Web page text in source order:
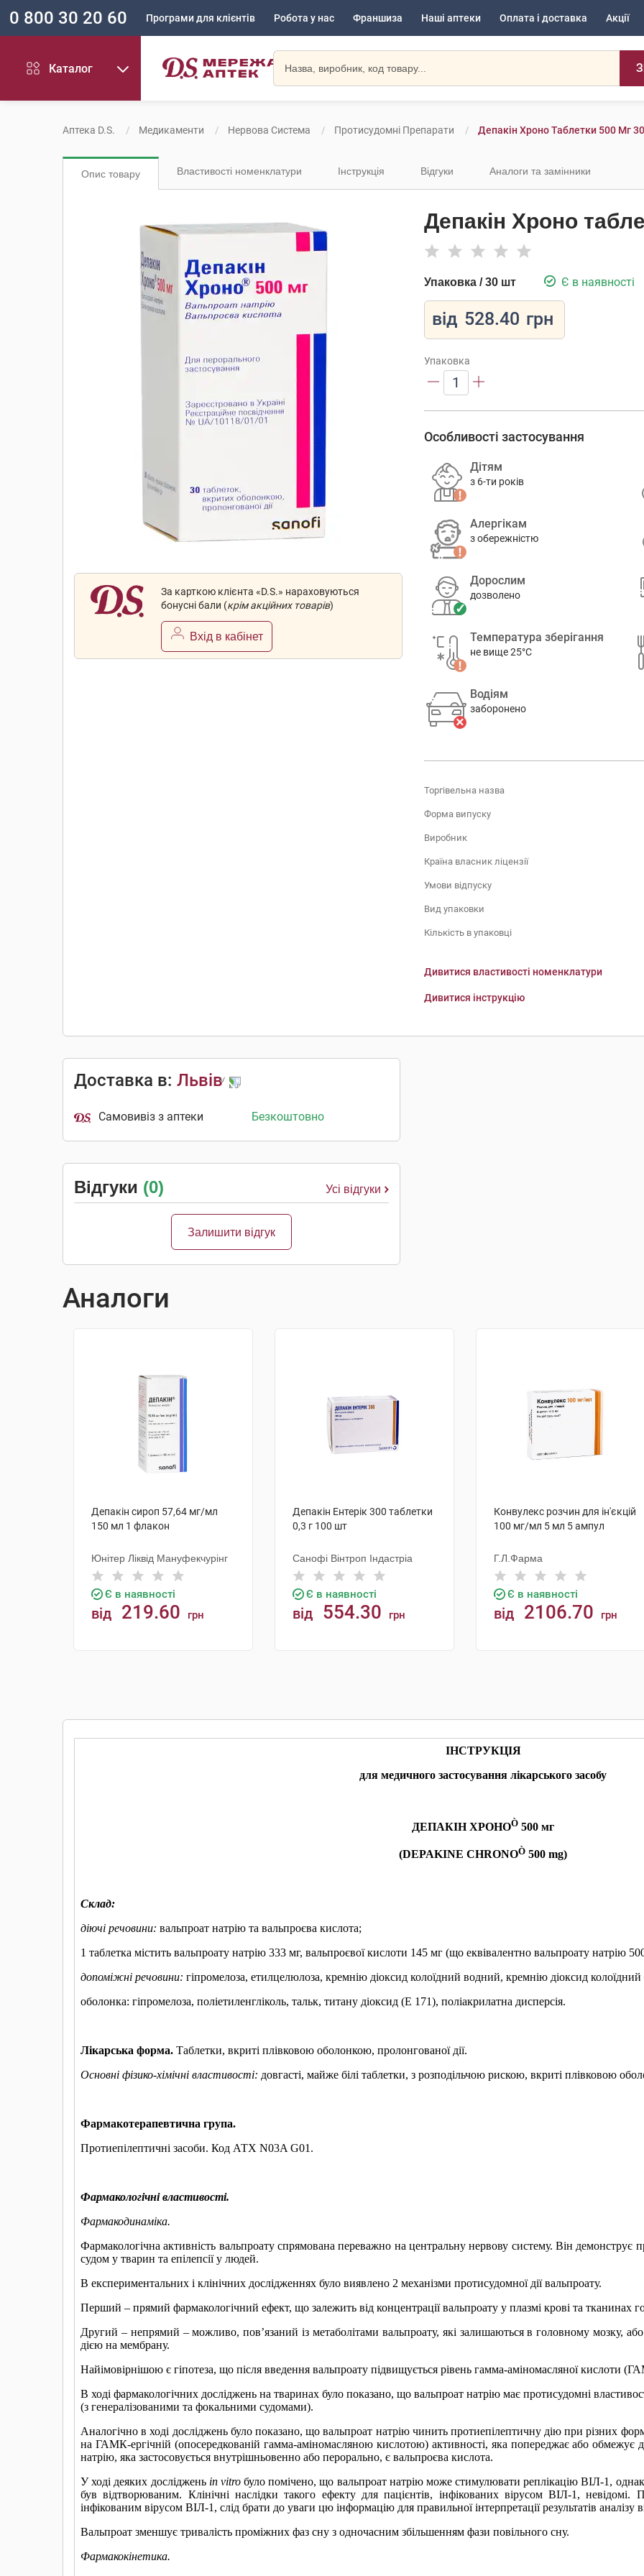
0 800 30 20 60 Програми для клієнтів Робота у нас Франшиза Наші аптеки Оплата і доставка Акції
Каталог
Аптека D.S. Медикаменти Нервова Система Протисудомні Препарати Депакін Хроно Таблетки 500 Мг
Опис товару Властивості номенклатури Інструкція Відгуки Аналоги та замінники
За карткою клієнта «D.S.» нараховуються
бонусні бали (крім акційних товарів)
Вхід в кабінет
Депакін Хроно
Упаковка / 30 шт Є в наявності
від 528.40 грн
Упаковка
1
Особливості застосування
Дітям
з 6-ти років
Алергікам
з обережністю
Дорослим
дозволено
Температура зберігання
не вище 25°C
Водіям
заборонено
Торгівельна назва
Форма випуску
Виробник
Країна власник ліцензії
Умови відпуску
Вид упаковки
Кількість в упаковці
Дивитися властивості номенклатури
Дивитися інструкцію
Доставка в: Львів
Самовивіз з аптеки Безкоштовно
Відгуки (0) Усі відгуки
Залишити відгук
Аналоги
Депакін сироп 57,64 мг/мл
150 мл 1 флакон
Юнітер Ліквід Мануфекчурінг
Є в наявності
від 219.60 грн
Депакін Ентерік 300 таблетки
0,3 г 100 шт
Санофі Вінтроп Індастріа
Є в наявності
від 554.30 грн
Конвулекс розчин для ін'єкцій
100 мг/мл 5 мл 5 ампул
Г.Л.Фарма
Є в наявності
від 2106.70 грн